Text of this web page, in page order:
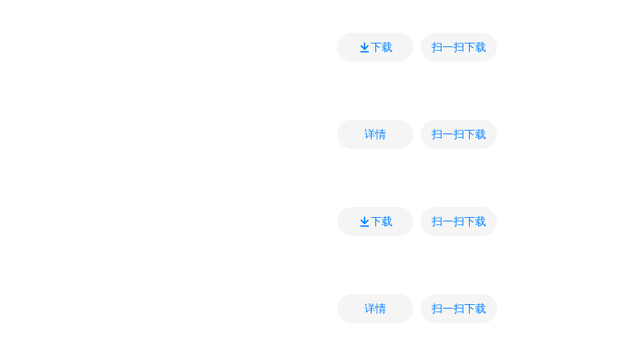
下载 扫一扫下载
详情 扫一扫下载
下载 扫一扫下载
详情 扫一扫下载